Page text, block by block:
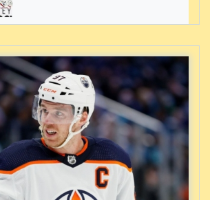
предстоящего финала